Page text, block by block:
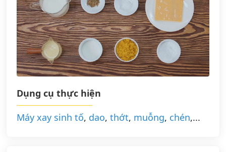
Dụng cụ thực hiện
Máy xay sinh tố, dao, thớt, muỗng, chén,...